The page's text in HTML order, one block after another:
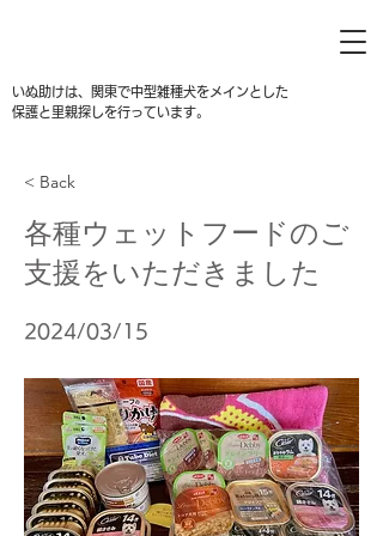
いぬ助けは、関東で中型雑種犬をメインとした
保護と里親探しを行っています。
< Back
各種ウェットフードのご
支援をいただきました
2024/03/15